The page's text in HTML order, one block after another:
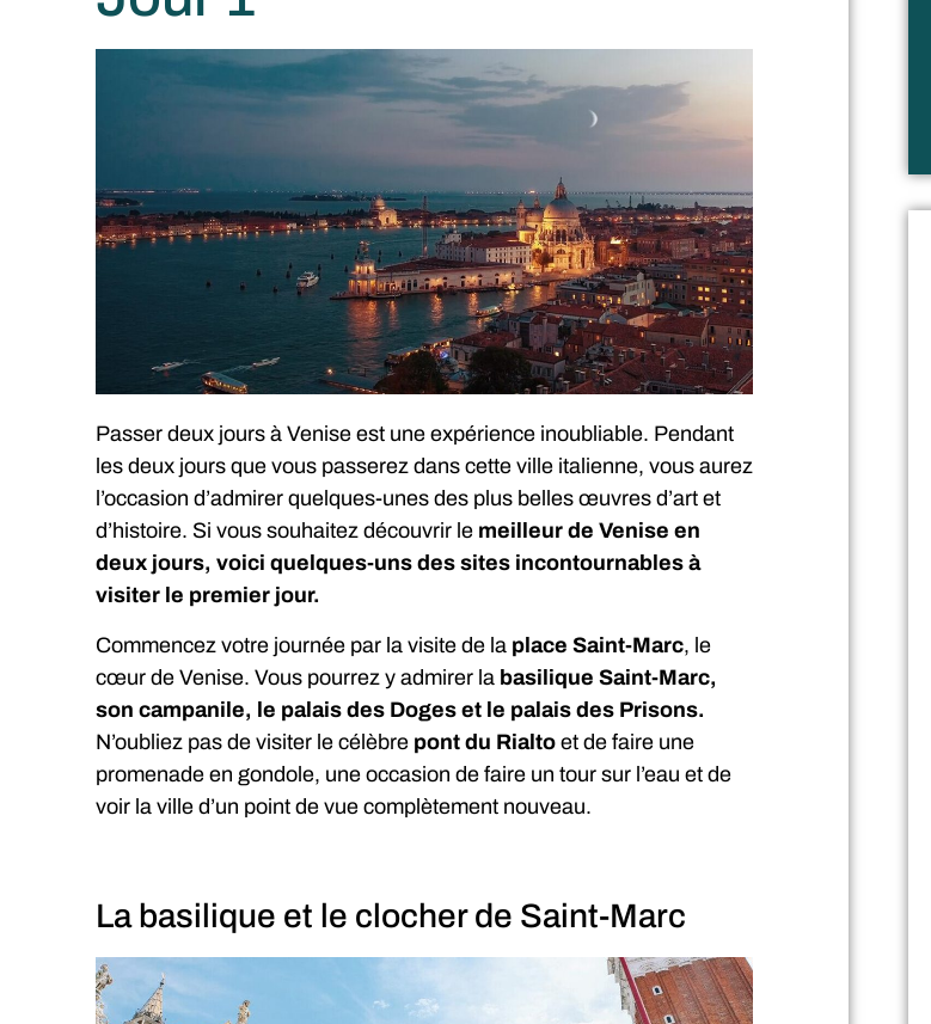
Passer deux jours à Venise est une expérience inoubliable. Pendant
les deux jours que vous passerez dans cette ville italienne, vous aurez
l’occasion d’admirer quelques-unes des plus belles œuvres d’art et
d’histoire. Si vous souhaitez découvrir le meilleur de Venise en
deux jours, voici quelques-uns des sites incontournables à
visiter le premier jour.
Commencez votre journée par la visite de la place Saint-Marc, le
cœur de Venise. Vous pourrez y admirer la basilique Saint-Marc,
son campanile, le palais des Doges et le palais des Prisons.
N’oubliez pas de visiter le célèbre pont du Rialto et de faire une
promenade en gondole, une occasion de faire un tour sur l’eau et de
voir la ville d’un point de vue complètement nouveau.
La basilique et le clocher de Saint-Marc